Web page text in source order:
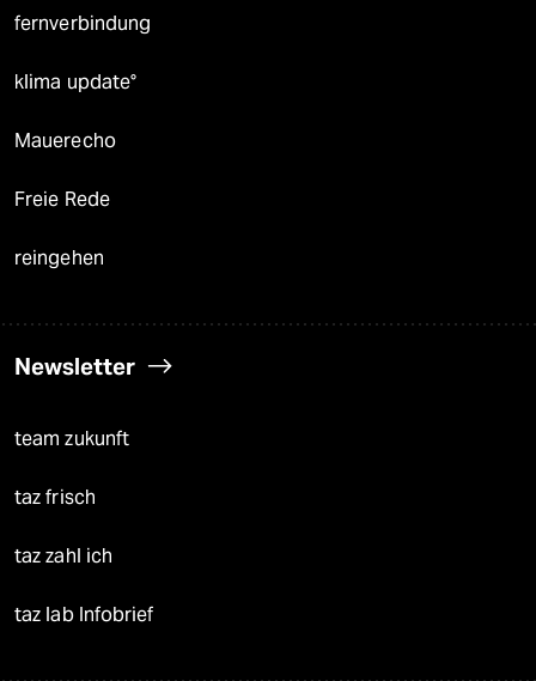
fernverbindung
klima update°
Mauerecho
Freie Rede
reingehen
Newsletter
team zukunft
taz frisch
taz zahl ich
taz lab Infobrief